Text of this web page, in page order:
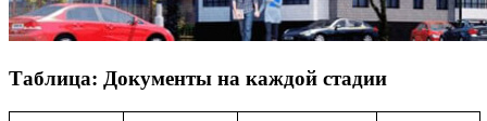
Таблица: Документы на каждой стадии